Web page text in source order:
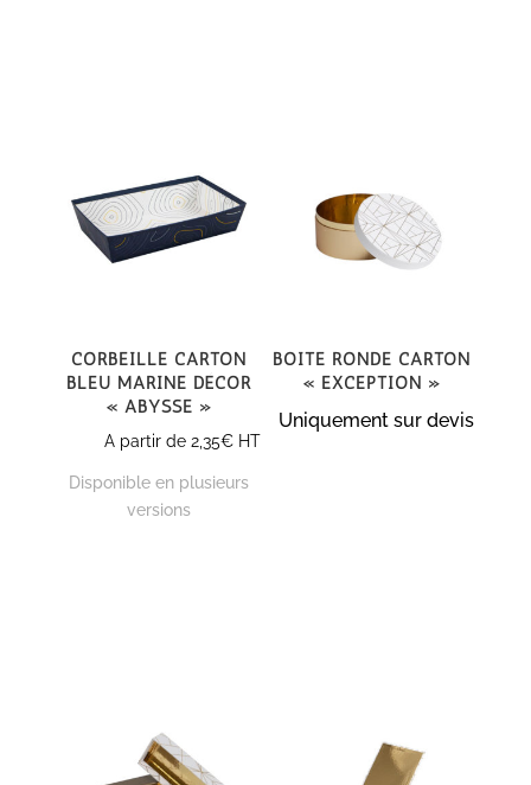
Corbeille carton
Bleu Marine décor
« Abysse »
A partir de2,35€ HT
Disponible en plusieurs
versions
Boite ronde carton
« Exception »
Uniquement sur devis